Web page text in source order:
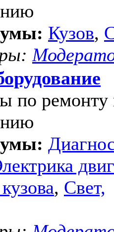
Кузов,
по ремонту
, Свет,